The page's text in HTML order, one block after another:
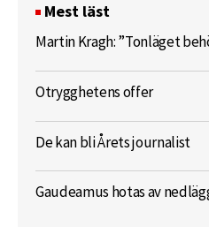
Mest läst
Martin Kragh: ”Tonläget
Otrygghetens offer
De kan bli Årets journalist
Gaudeamus hotas av